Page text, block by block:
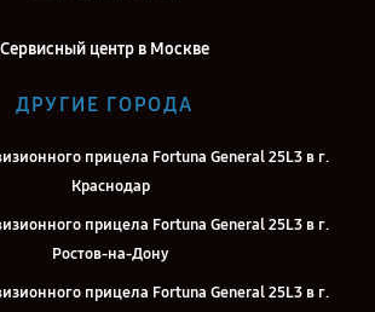
Сервисный центр в Москве
ДРУГИЕ ГОРОДА
прицела Fortuna General 25L3 в г.
Краснодар
прицела Fortuna General 25L3 в г.
Ростов-на-Дону
прицела Fortuna General 25L3 в г.